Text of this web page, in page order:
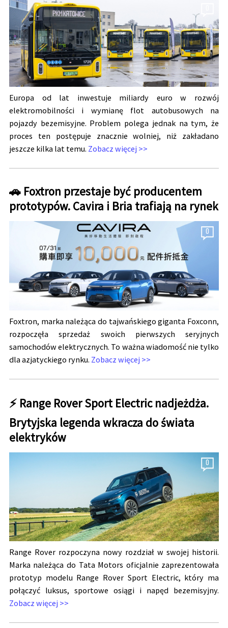
Europa od lat inwestuje miliardy euro w rozwój
elektromobilności i wymianę flot autobusowych na
pojazdy bezemisyjne. Problem polega jednak na tym, że
proces ten postępuje znacznie wolniej, niż zakładano
jeszcze kilka lat temu. Zobacz więcej >>
🚗 Foxtron przestaje być producentem
prototypów. Cavira i Bria trafiają na rynek
0
Foxtron, marka należąca do tajwańskiego giganta Foxconn,
rozpoczęła sprzedaż swoich pierwszych seryjnych
samochodów elektrycznych. To ważna wiadomość nie tylko
dla azjatyckiego rynku. Zobacz więcej >>
⚡ Range Rover Sport Electric nadjeżdża.
Brytyjska legenda wkracza do świata
elektryków
0
Range Rover rozpoczyna nowy rozdział w swojej historii.
Marka należąca do Tata Motors oficjalnie zaprezentowała
prototyp modelu Range Rover Sport Electric, który ma
połączyć luksus, sportowe osiągi i napęd bezemisyjny.
Zobacz więcej >>